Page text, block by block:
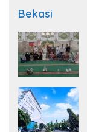
Bekasi